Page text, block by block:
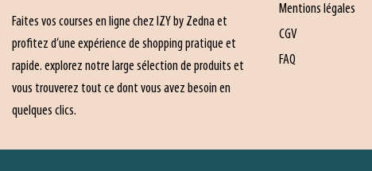
Faites vos courses en ligne chez IZY by Zedna et
profitez d’une expérience de shopping pratique et
rapide. explorez notre large sélection de produits et
vous trouverez tout ce dont vous avez besoin en
quelques clics.
Mentions légales
CGV
FAQ